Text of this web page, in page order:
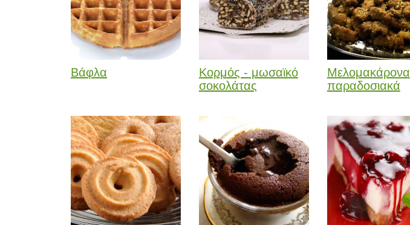
Βάφλα
Κορμός - μωσαϊκό
σοκολάτας
Μελομακάρονα
παραδοσιακά